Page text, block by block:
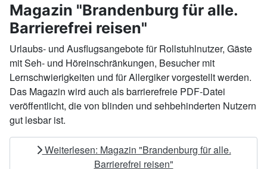
Magazin "Brandenburg für alle.
Barrierefrei reisen"
Urlaubs- und Ausflugsangebote für Rollstuhlnutzer, Gäste
mit Seh- und Höreinschränkungen, Besucher mit
Lernschwierigkeiten und für Allergiker vorgestellt werden.
Das Magazin wird auch als barrierefreie PDF-Datei
veröffentlicht, die von blinden und sehbehinderten Nutzern
gut lesbar ist.
Weiterlesen: Magazin "Brandenburg für alle.
Barrierefrei reisen"